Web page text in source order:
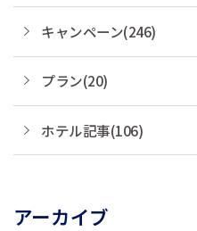
キャンペーン(246)
プラン(20)
ホテル記事(106)
アーカイブ